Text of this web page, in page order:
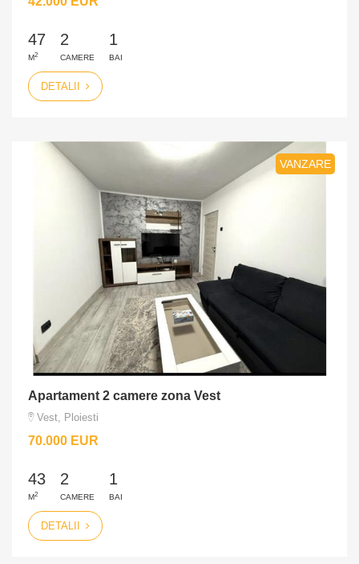
47
M2
2
CAMERE
1
BAI
DETALII
VANZARE
Apartament 2 camere zona Vest
Vest, Ploiesti
70.000 EUR
43
M2
2
CAMERE
1
BAI
DETALII